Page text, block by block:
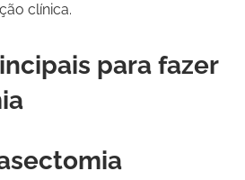
clínica.
para fazer